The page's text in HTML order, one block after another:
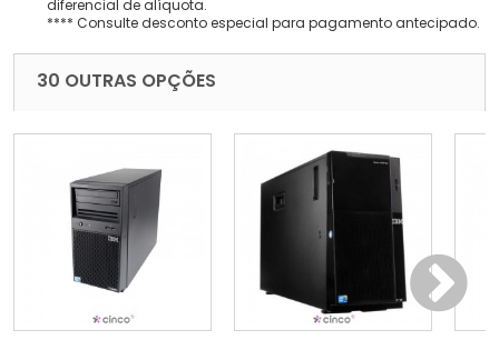
diferencial de alíquota.
**** Consulte desconto especial para pagamento antecipado.
30 OUTRAS OPÇÕES